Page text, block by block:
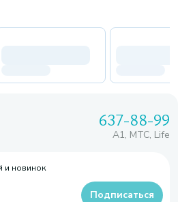
637-88-99
A1, МТС, Life
и новинок
Подписаться